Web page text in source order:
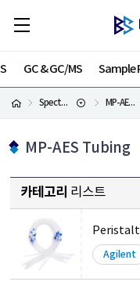
GC & GC/MS Sample
Spectroscopy MP-AES Supplies
MP-AES Tubing
카테고리 리스트
Agilent